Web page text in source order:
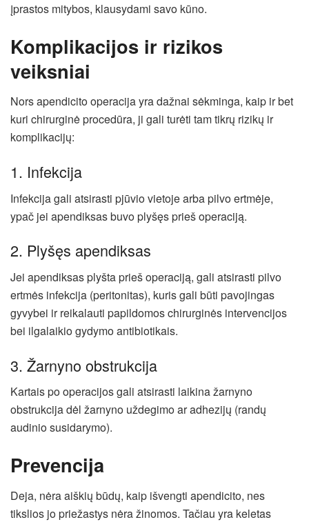
įprastos mitybos, klausydami savo kūno.
Komplikacijos ir rizikos
veiksniai
Nors apendicito operacija yra dažnai sėkminga, kaip ir bet
kuri chirurginė procedūra, ji gali turėti tam tikrų rizikų ir
komplikacijų:
1. Infekcija
Infekcija gali atsirasti pjūvio vietoje arba pilvo ertmėje,
ypač jei apendiksas buvo plyšęs prieš operaciją.
2. Plyšęs apendiksas
Jei apendiksas plyšta prieš operaciją, gali atsirasti pilvo
ertmės infekcija (peritonitas), kuris gali būti pavojingas
gyvybei ir reikalauti papildomos chirurginės intervencijos
bei ilgalaikio gydymo antibiotikais.
3. Žarnyno obstrukcija
Kartais po operacijos gali atsirasti laikina žarnyno
obstrukcija dėl žarnyno uždegimo ar adhezijų (randų
audinio susidarymo).
Prevencija
Deja, nėra aiškių būdų, kaip išvengti apendicito, nes
tikslios jo priežastys nėra žinomos. Tačiau yra keletas